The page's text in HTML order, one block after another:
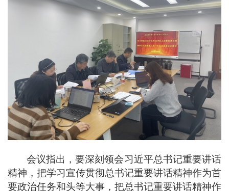
会议指出，要深刻领会习近平总书记重要讲话
精神，把学习宣传贯彻总书记重要讲话精神作为首
要政治任务和头等大事，把总书记重要讲话精神作